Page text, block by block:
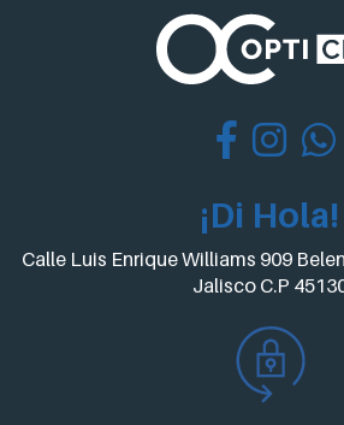
¡Di Hola!
Calle Luis Enrique Williams 909
Jalisco C.P